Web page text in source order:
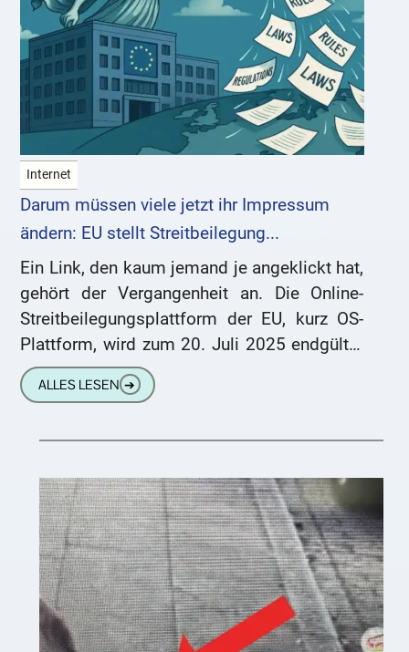
Internet
Darum müssen viele jetzt ihr Impressum
ändern: EU stellt Streitbeilegung...
Ein Link, den kaum jemand je angeklickt hat,
gehört der Vergangenheit an. Die Online-
Streitbeilegungsplattform der EU, kurz OS-
Plattform, wird zum 20. Juli 2025 endgültig
abgeschaltet. Was Webseitenbetreiber,
Onlinehändler und Impressumsfüller
ALLES LESEN ➔